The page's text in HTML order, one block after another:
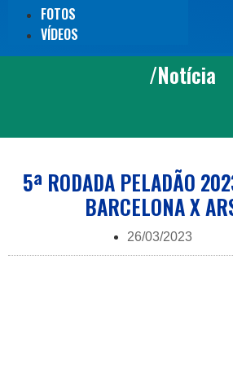
FOTOS
VÍDEOS
/Notícia
5ª RODADA PELADÃO
BARCELONA X
26/03/2023